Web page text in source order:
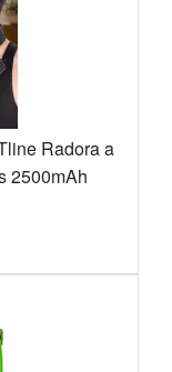
Radora a
2500mAh